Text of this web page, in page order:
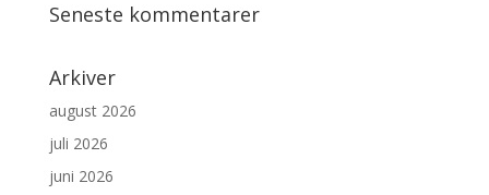
Seneste kommentarer
Arkiver
august 2026
juli 2026
juni 2026